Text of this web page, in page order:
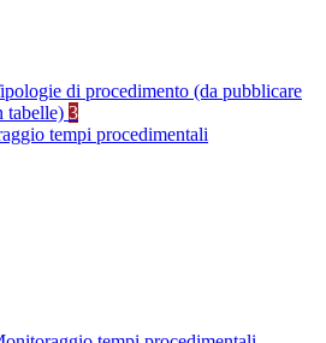
di procedimento (da pubblicare
tabelle) 3
tempi procedimentali